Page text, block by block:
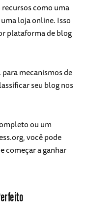
como uma
loja online. Isso
plataforma de blog
mecanismos de
seu blog nos
ou um
você pode
começar a ganhar